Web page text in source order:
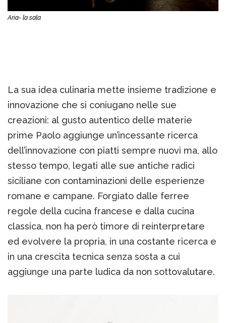
Aria- la sala
La sua idea culinaria mette insieme tradizione e
innovazione che si coniugano nelle sue
creazioni: al gusto autentico delle materie
prime Paolo aggiunge un’incessante ricerca
dell’innovazione con piatti sempre nuovi ma, allo
stesso tempo, legati alle sue antiche radici
siciliane con contaminazioni delle esperienze
romane e campane. Forgiato dalle ferree
regole della cucina francese e dalla cucina
classica, non ha però timore di reinterpretare
ed evolvere la propria, in una costante ricerca e
in una crescita tecnica senza sosta a cui
aggiunge una parte ludica da non sottovalutare.